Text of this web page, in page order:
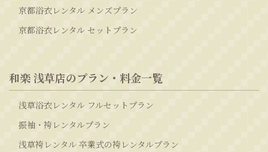
京都浴衣レンタル メンズプラン
京都浴衣レンタル セットプラン
和楽 浅草店のプラン・料金一覧
浅草浴衣レンタル フルセットプラン
振袖・袴レンタルプラン
浅草袴レンタル 卒業式の袴レンタルプラン